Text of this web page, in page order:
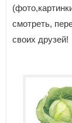
смотреть,
своих друзей!